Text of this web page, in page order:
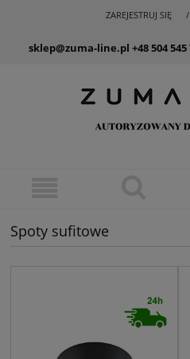
ZAREJESTRUJ SIĘ
sklep@zuma-line.pl +48 504 545
Spoty sufitowe